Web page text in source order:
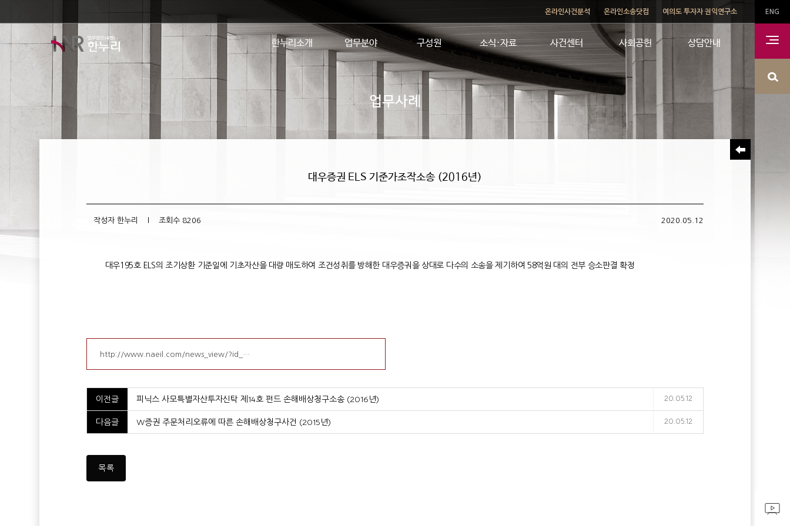
온라인사건분석 온라인소송닷컴 여의도 투자자 권익연구소
한누리소개 업무분야 구성원 소식·자료 사건센터 사회공헌 상담안내
ENG
업무사례
대우증권 ELS 기준가조작소송 (2016년)
작성자한누리 l 조회수 8206 2020.05.12
대우195호 ELS의 조기상환 기준일에 기초자산을 대량 매도하여 조건성취를 방해한 대우증궈을 상대로 다수의 소송을 제기하여 58억원 대의 전부 승소판결 확정
http://www.naeil.com/news_view/?id_…
이전글 피닉스 사모특별자산투자신탁 제14호 펀드 손해배상청구소송 (2016년) 20.05.12
다음글 W증권 주문처리오류에 따른 손해배상청구사건 (2015년) 20.05.12